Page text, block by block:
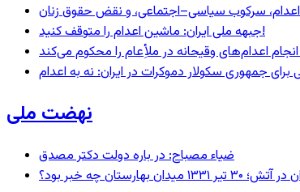
اعدام، سرکوب سیاسی–اجتماعی، و نقض حقوق زنان
جبهه ملی ایران: ماشین اعدام را متوقف کنید!
اعدام‌های وقیحانه در ملأِعام را محکوم می‌کند
جمهوری سکولار دموکرات در ایران: نه به اعدام
نهضت ملی
ضیاء مصباح: در باره دولت دکتر مصدق
چه خبر بود؟